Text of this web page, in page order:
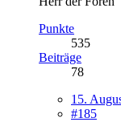
Punkte
535
Beiträge
78
15.
#185